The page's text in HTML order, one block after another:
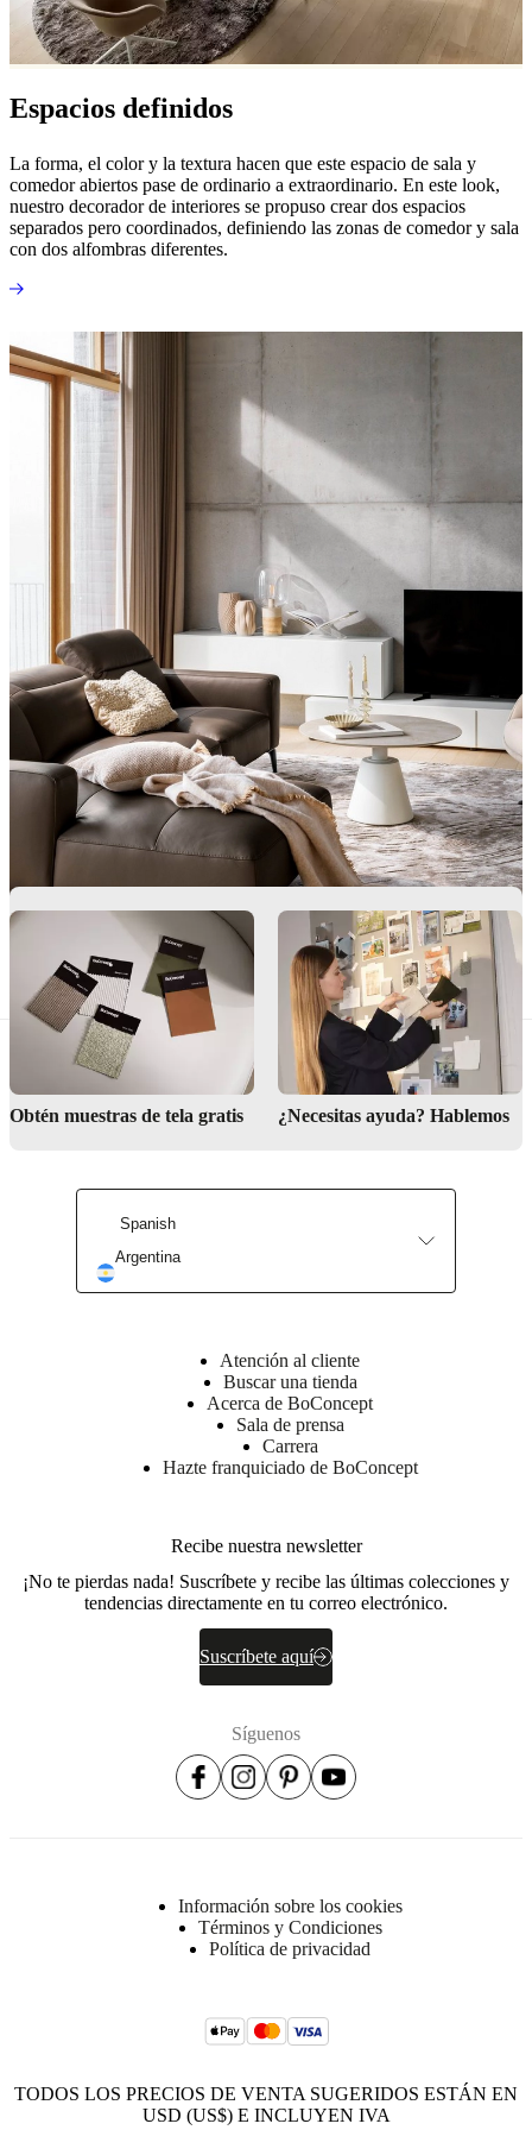
aire
libreEspacios
en
casaBoConcept
Helena
ChristensenInspiración Atención
al
clienteContacto EntregaCuidado
del
de
decoración
de
interiores
Valores
corporativa
historia
prensaArtesanía
y
calidad
Conoce
nuestros
diseñadores PersonalizaciónCarreraStandards
and
certificationsDeclaración
accesibilidadHazte
franquiciado
Program
and
Espacios definidos
La forma, el color y la textura hacen que este espacio de sala y
comedor abiertos pase de ordinario a extraordinario. En este look,
nuestro decorador de interiores se propuso crear dos espacios
separados pero coordinados, definiendo las zonas de comedor y sala
con dos alfombras diferentes.
Obtén muestras de tela gratis ¿Necesitas ayuda? Hablemos
Spanish
Argentina
Atención al cliente
Buscar una tienda
Acerca de BoConcept
Sala de prensa
Carrera
Hazte franquiciado de BoConcept
Recibe nuestra newsletter
¡No te pierdas nada! Suscríbete y recibe las últimas colecciones y
tendencias directamente en tu correo electrónico.
Suscríbete aquí
Síguenos
Información sobre los cookies
Términos y Condiciones
Política de privacidad
TODOS LOS PRECIOS DE VENTA SUGERIDOS ESTÁN EN
USD (US$) E INCLUYEN IVA